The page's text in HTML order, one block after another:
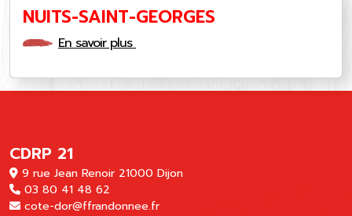
NUITS-SAINT-GEORGES
En savoir plus
CDRP 21
9 rue Jean Renoir 21000 Dijon
03 80 41 48 62
cote-dor@ffrandonnee.fr